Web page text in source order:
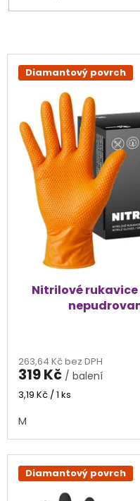
V
Diamantový povrch
Nitrilové rukavice
produktu
je
4,7
5
hvězdiček.
263,64 Kč bez DPH
319 Kč / balení
Měrná
3,19 Kč / 1 ks
M
Diamantový povrch